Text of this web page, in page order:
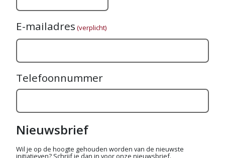
E-mailadres (verplicht)
Telefoonnummer
Nieuwsbrief
Wil je op de hoogte gehouden worden van de nieuwste
initiatieven? Schrijf je dan in voor onze nieuwsbrief.